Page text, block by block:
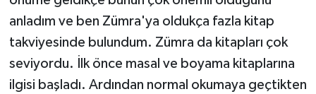
anladım ve ben Zümra'ya oldukça fazla kitap
takviyesinde bulundum. Zümra da kitapları çok
seviyordu. İlk önce masal ve boyama kitaplarına
ilgisi başladı. Ardından normal okumaya geçtikten